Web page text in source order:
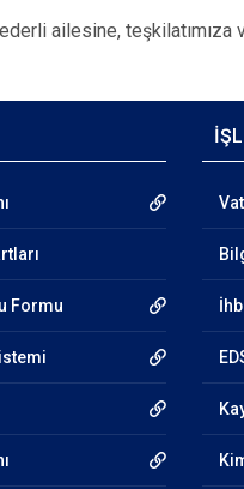
ailesine,
Formu